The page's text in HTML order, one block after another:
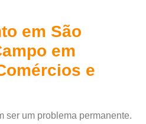
em São
em
e
ser um problema permanente.